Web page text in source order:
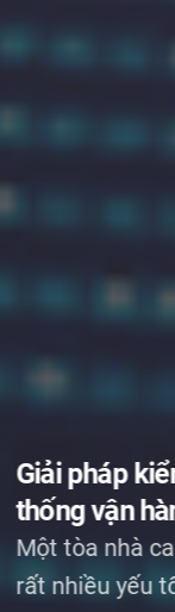
TSQ
lượng
phần
Landsoft
Trung
phần mềm